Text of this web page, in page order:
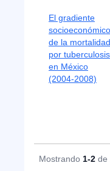
El gradiente
socioeconómico
de la mortalidad
por tuberculosis
en México
(2004-2008)
Mostrando 1-2 de